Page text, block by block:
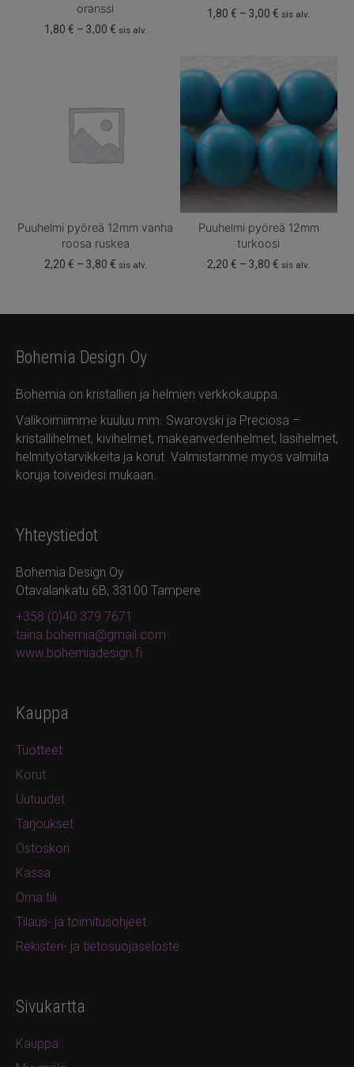
oranssi
1,80 € – 3,00 €Hintaluokka:
sis alv.
useampi
muunnelma.
Voit
tehdä
1,80€ – 3,00€ Hintaluokka:
sis alv.
on
useampi
muunnelma.
Voit
tehdä
tuotteen
sivulla.
Puuhelmi pyöreä 12mm vanha
roosa ruskea
2,20 € – 3,80 €Hintaluokka:
sis alv.
muunnelma.
tehdä
valinnat
tuotteen
sivulla.
Puuhelmi pyöreä 12mm
turkoosi
2,20€ – 3,80€ Hintaluokka:
sis alv.
tehdä
valinnat
tuotteen
sivulla.
Bohemia Design Oy
Bohemia on kristallien ja helmien verkkokauppa.
Valikoimiimme kuuluu mm. Swarovski ja Preciosa –
kristallihelmet, kivihelmet, makeanvedenhelmet, lasihelmet,
helmityötarvikkeita ja korut. Valmistamme myös valmiita
koruja toiveidesi mukaan.
Yhteystiedot
Bohemia Design Oy
Otavalankatu 6B, 33100 Tampere
+358 (0)40 379 7671
taina.bohemia@gmail.com
www.bohemiadesign.fi
Kauppa
Tuotteet
Korut
Uutuudet
Tarjoukset
Ostoskori
Kassa
Oma tili
Tilaus- ja toimitusohjeet
Rekisteri- ja tietosuojaseloste
Sivukartta
Kauppa